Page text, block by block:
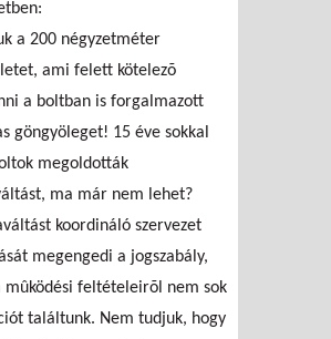
a 200 négyzetméter
ami felett kötelezõ
a boltban is forgalmazott
göngyöleget! 15 éve sokkal
megoldották
ma már nem lehet?
koordináló szervezet
megengedi a jogszabály,
mûködési feltételeirõl nem sok
találtunk. Nem tudjuk, hogy